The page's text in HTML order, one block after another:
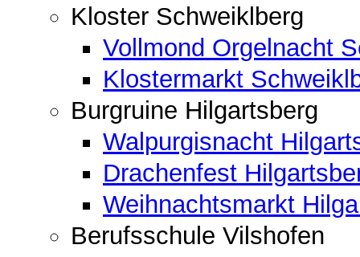
Kloster Schweiklberg
Vollmond Orgelnacht
Klostermarkt
Burgruine Hilgartsberg
Walpurgisnacht
Drachenfest
Weihnachtsmarkt
Berufsschule Vilshofen